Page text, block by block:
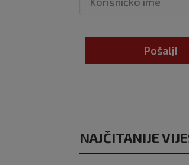
Pošalji
NAJČITANIJE